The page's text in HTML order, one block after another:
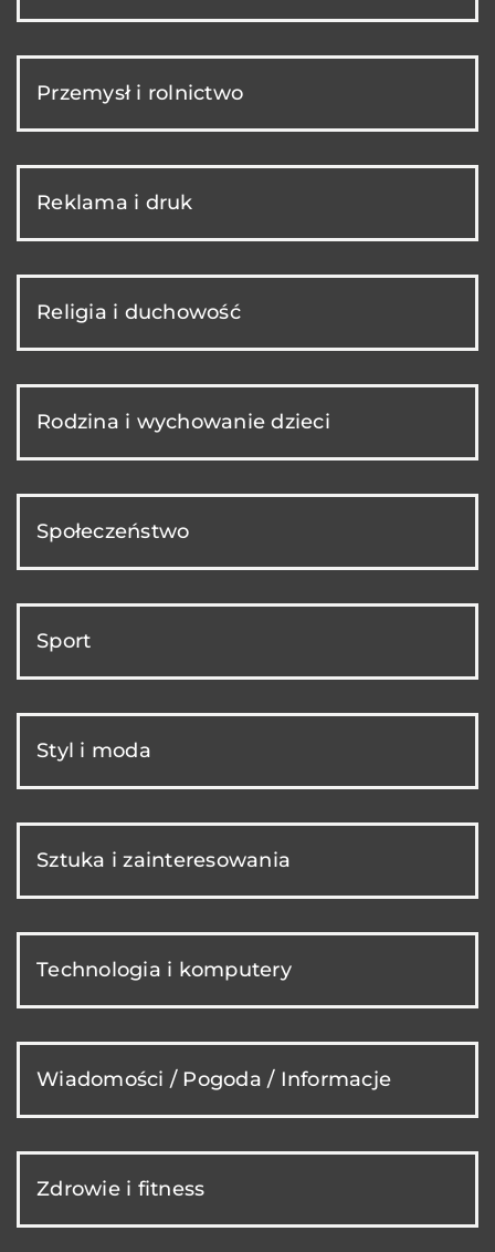
Przemysł i rolnictwo
Reklama i druk
Religia i duchowość
Rodzina i wychowanie dzieci
Społeczeństwo
Sport
Styl i moda
Sztuka i zainteresowania
Technologia i komputery
Wiadomości / Pogoda / Informacje
Zdrowie i fitness